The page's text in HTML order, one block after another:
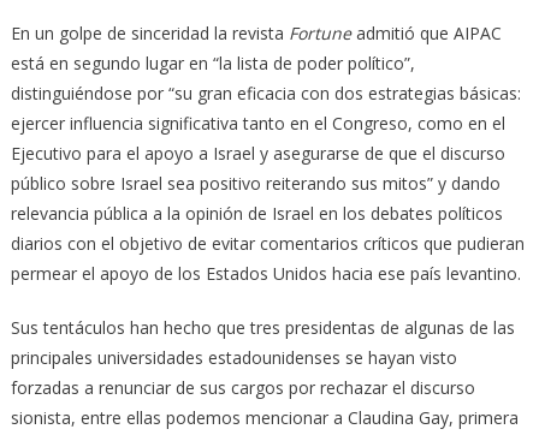
En un golpe de sinceridad la revista Fortuneadmitió que AIPAC
está en segundo lugar en “la lista de poder político”,
distinguiéndose por “su gran eficacia con dos estrategias básicas:
ejercer influencia significativa tanto en el Congreso, como en el
Ejecutivo para el apoyo a Israel y asegurarse de que el discurso
público sobre Israel sea positivo reiterando sus mitos” y dando
relevancia pública a la opinión de Israel en los debates políticos
diarios con el objetivo de evitar comentarios críticos que pudieran
permear el apoyo de los Estados Unidos hacia ese país levantino.
Sus tentáculos han hecho que tres presidentas de algunas de las
principales universidades estadounidenses se hayan visto
forzadas a renunciar de sus cargos por rechazar el discurso
sionista, entre ellas podemos mencionar a Claudina Gay, primera